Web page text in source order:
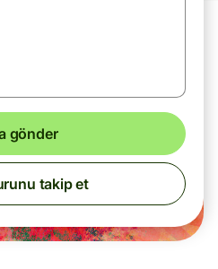
gönder
takip et